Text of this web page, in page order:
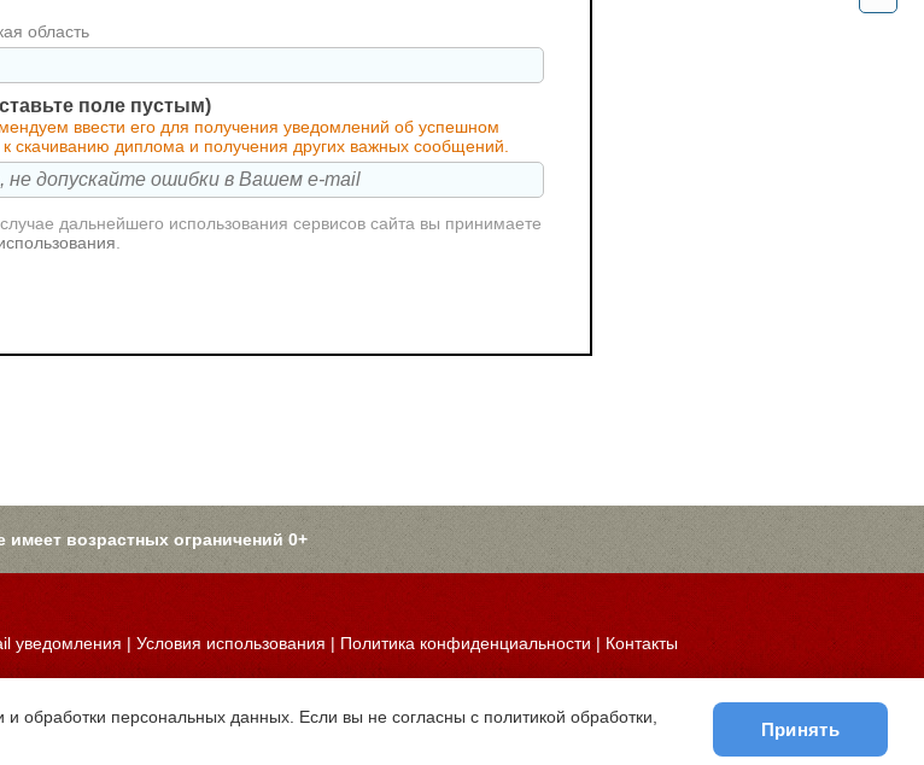
область
поле пустым)
ввести его для получения уведомлений об успешном
скачиванию диплома и получения других важных сообщений.
дальнейшего использования сервисов сайта вы принимаете
имеет возрастных ограничений 0+
уведомления |Условия использования | Политика конфиденциальности| Контакты
обработки персональных данных. Если вы не согласны с политикой обработки,
Принять